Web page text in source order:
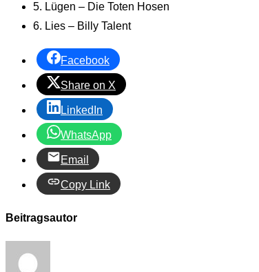
5. Lügen – Die Toten Hosen
6. Lies – Billy Talent
Facebook
Share on X
LinkedIn
WhatsApp
Email
Copy Link
Beitragsautor